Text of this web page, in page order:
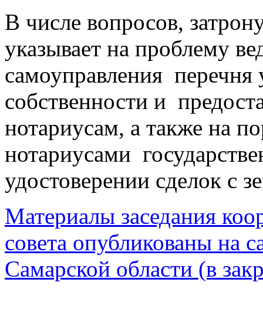
В числе вопросов,
указывает на проблему
самоуправления перечня
собственности и
нотариусам, а также на
нотариусами
удостоверении сделок с
Материалы заседания
совета опубликованы на
Самарской области (в